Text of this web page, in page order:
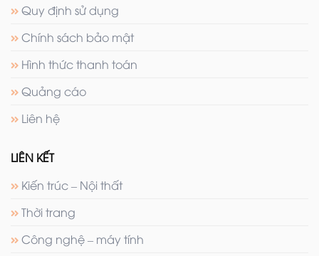
Quy định sử dụng
Chính sách bảo mật
Hình thức thanh toán
Quảng cáo
Liên hệ
LIÊN KẾT
Kiến trúc – Nội thất
Thời trang
Công nghệ – máy tính